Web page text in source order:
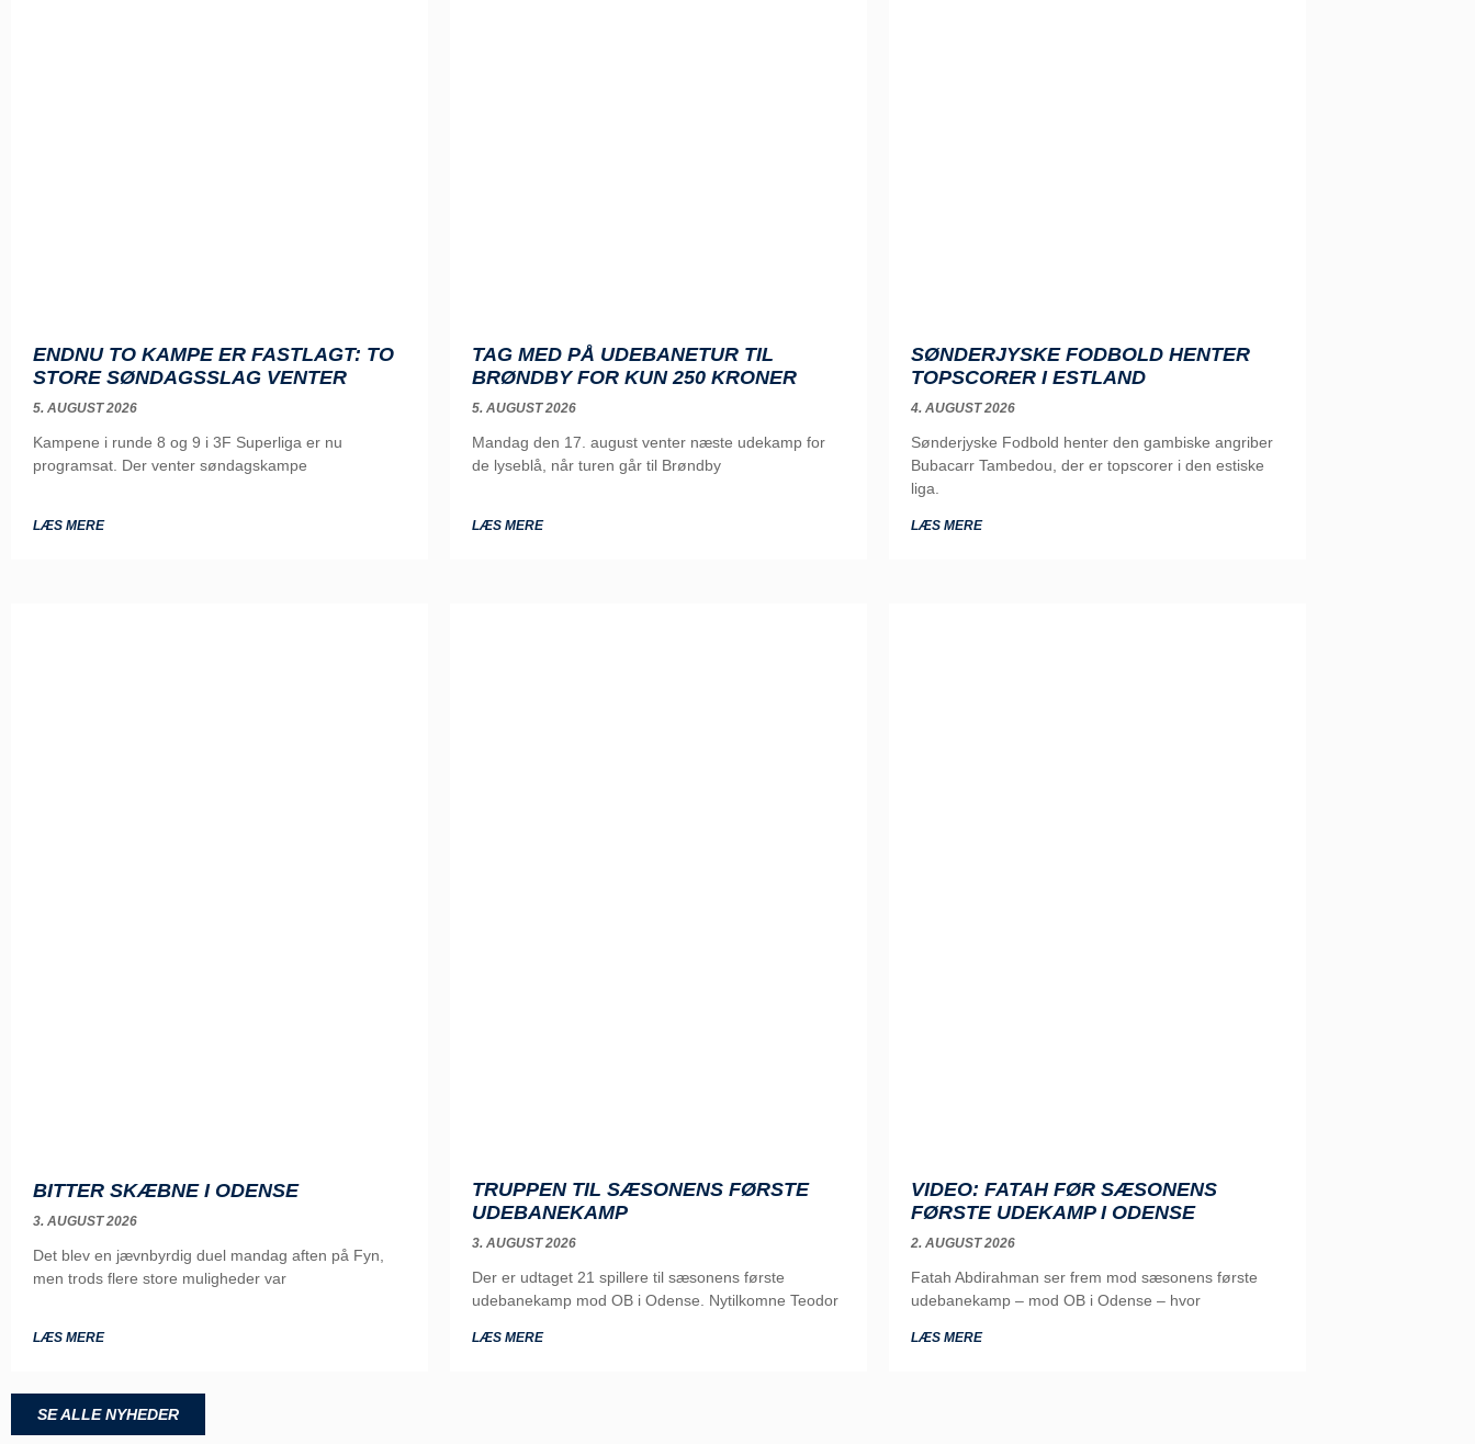
ENDNU TO KAMPE ER FASTLAGT: TO
STORE SØNDAGSSLAG VENTER
5. AUGUST 2026
Kampene i runde 8 og 9 i 3F Superliga er nu
programsat. Der venter søndagskampe
LÆS MERE
TAG MED PÅ UDEBANETUR TIL
BRØNDBY FOR KUN 250 KRONER
5. AUGUST 2026
Mandag den 17. august venter næste udekamp for
de lyseblå, når turen går til Brøndby
LÆS MERE
SØNDERJYSKE FODBOLD HENTER
TOPSCORER I ESTLAND
4. AUGUST 2026
Sønderjyske Fodbold henter den gambiske angriber
Bubacarr Tambedou, der er topscorer i den estiske
liga.
LÆS MERE
BITTER SKÆBNE I ODENSE
3. AUGUST 2026
Det blev en jævnbyrdig duel mandag aften på Fyn,
men trods flere store muligheder var
LÆS MERE
TRUPPEN TIL SÆSONENS FØRSTE
UDEBANEKAMP
3. AUGUST 2026
Der er udtaget 21 spillere til sæsonens første
udebanekamp mod OB i Odense. Nytilkomne Teodor
LÆS MERE
VIDEO: FATAH FØR SÆSONENS
FØRSTE UDEKAMP I ODENSE
2. AUGUST 2026
Fatah Abdirahman ser frem mod sæsonens første
udebanekamp – mod OB i Odense – hvor
LÆS MERE
SE ALLE NYHEDER